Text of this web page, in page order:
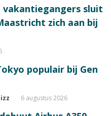
vakantiegangers sluit
zich aan bij
populair bij Gen
6 augustus 2026